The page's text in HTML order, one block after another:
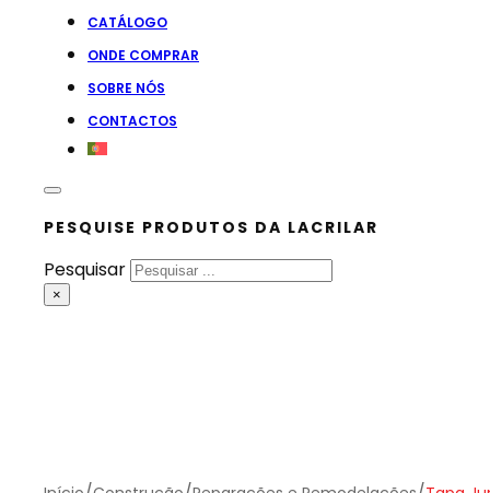
CATÁLOGO
ONDE COMPRAR
SOBRE NÓS
CONTACTOS
PESQUISE PRODUTOS DA LACRILAR
Pesquisar
×